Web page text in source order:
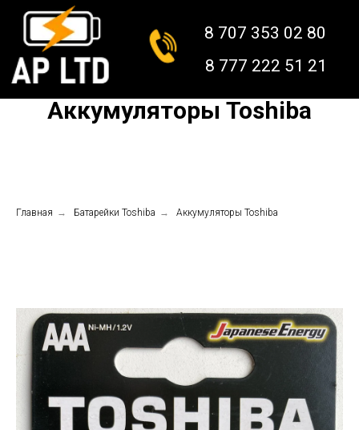
8 707 353 02 80
КАТАЛОГ О НАС КОНТАКТЫ ДОСТАВКА
8 777 222 51 21
Аккумуляторы Toshiba
Главная → Батарейки Toshiba → Аккумуляторы Toshiba